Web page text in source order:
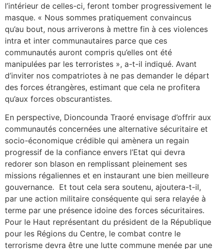
l’intérieur de celles-ci, feront tomber progressivement le
masque. « Nous sommes pratiquement convaincus
qu’au bout, nous arriverons à mettre fin à ces violences
intra et inter communautaires parce que ces
communautés auront compris qu’elles ont été
manipulées par les terroristes », a-t-il indiqué. Avant
d’inviter nos compatriotes à ne pas demander le départ
des forces étrangères, estimant que cela ne profitera
qu’aux forces obscurantistes.
En perspective, Dioncounda Traoré envisage d’offrir aux
communautés concernées une alternative sécuritaire et
socio-économique crédible qui amènera un regain
progressif de la confiance envers l’Etat qui devra
redorer son blason en remplissant pleinement ses
missions régaliennes et en instaurant une bien meilleure
gouvernance. Et tout cela sera soutenu, ajoutera-t-il,
par une action militaire conséquente qui sera relayée à
terme par une présence idoine des forces sécuritaires.
Pour le Haut représentant du président de la République
pour les Régions du Centre, le combat contre le
terrorisme devra être une lutte commune menée par une